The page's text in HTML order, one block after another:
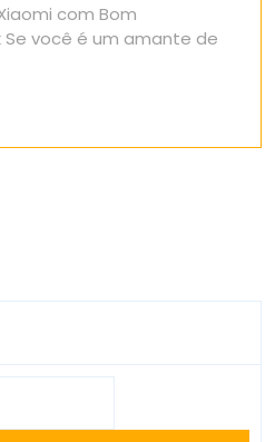
com Bom
Se você é um amante de